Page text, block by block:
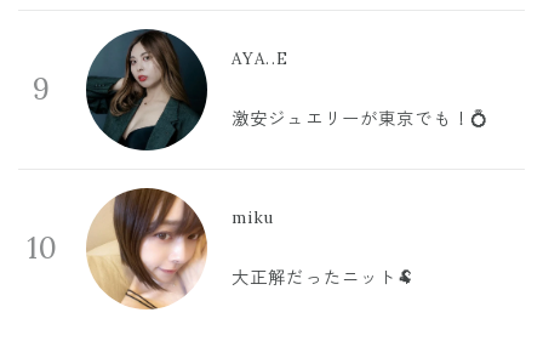
9
AYA..E
激安ジュエリーが東京でも！💍
10
miku
大正解だったニット🐏